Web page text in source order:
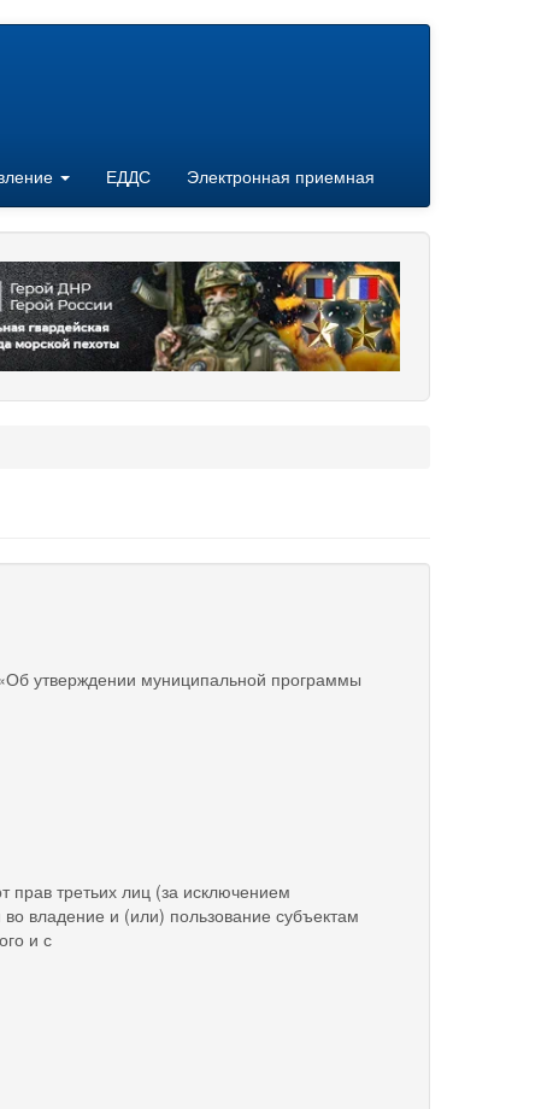
ЕДДС Электронная приемная
утверждении муниципальной программы
прав третьих лиц (за исключением
владение и (или) пользование субъектам
и с